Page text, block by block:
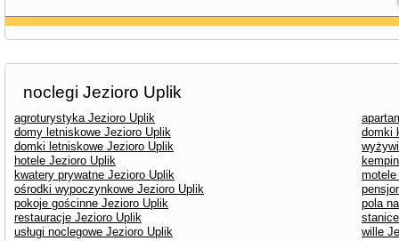
noclegi Jezioro Uplik
agroturystyka Jezioro Uplik
domy letniskowe Jezioro Uplik
domki
domki letniskowe Jezioro Uplik
hotele Jezioro Uplik
kwatery prywatne Jezioro Uplik
ośrodki wypoczynkowe Jezioro Uplik
pokoje gościnne Jezioro Uplik
pola
restauracje Jezioro Uplik
usługi noclegowe Jezioro Uplik
wille